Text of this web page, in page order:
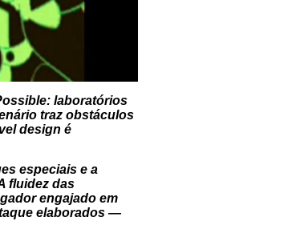
: laboratórios
traz obstáculos
design é
especiais e a
fluidez das
engajado em
elaborados —